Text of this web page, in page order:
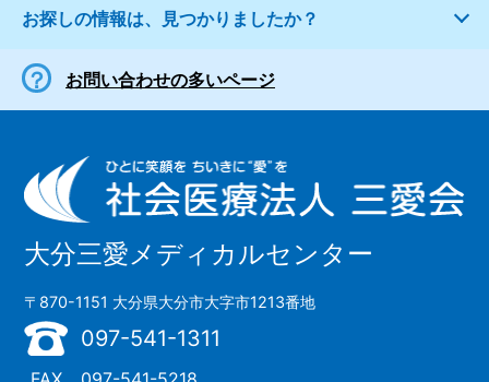
お探しの情報は、見つかりましたか？
お問い合わせの多いページ
大分三愛メディカルセンター
〒870-1151 大分県大分市大字市1213番地
097-541-1311